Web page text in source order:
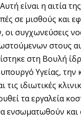
είναι η αιτία
σε μισθούς και
οι συγχωνεύσεις
στους
στη Βουλή
Υγείας,
ιδιωτικές
τα εργαλεία
ενσωματωθούν και